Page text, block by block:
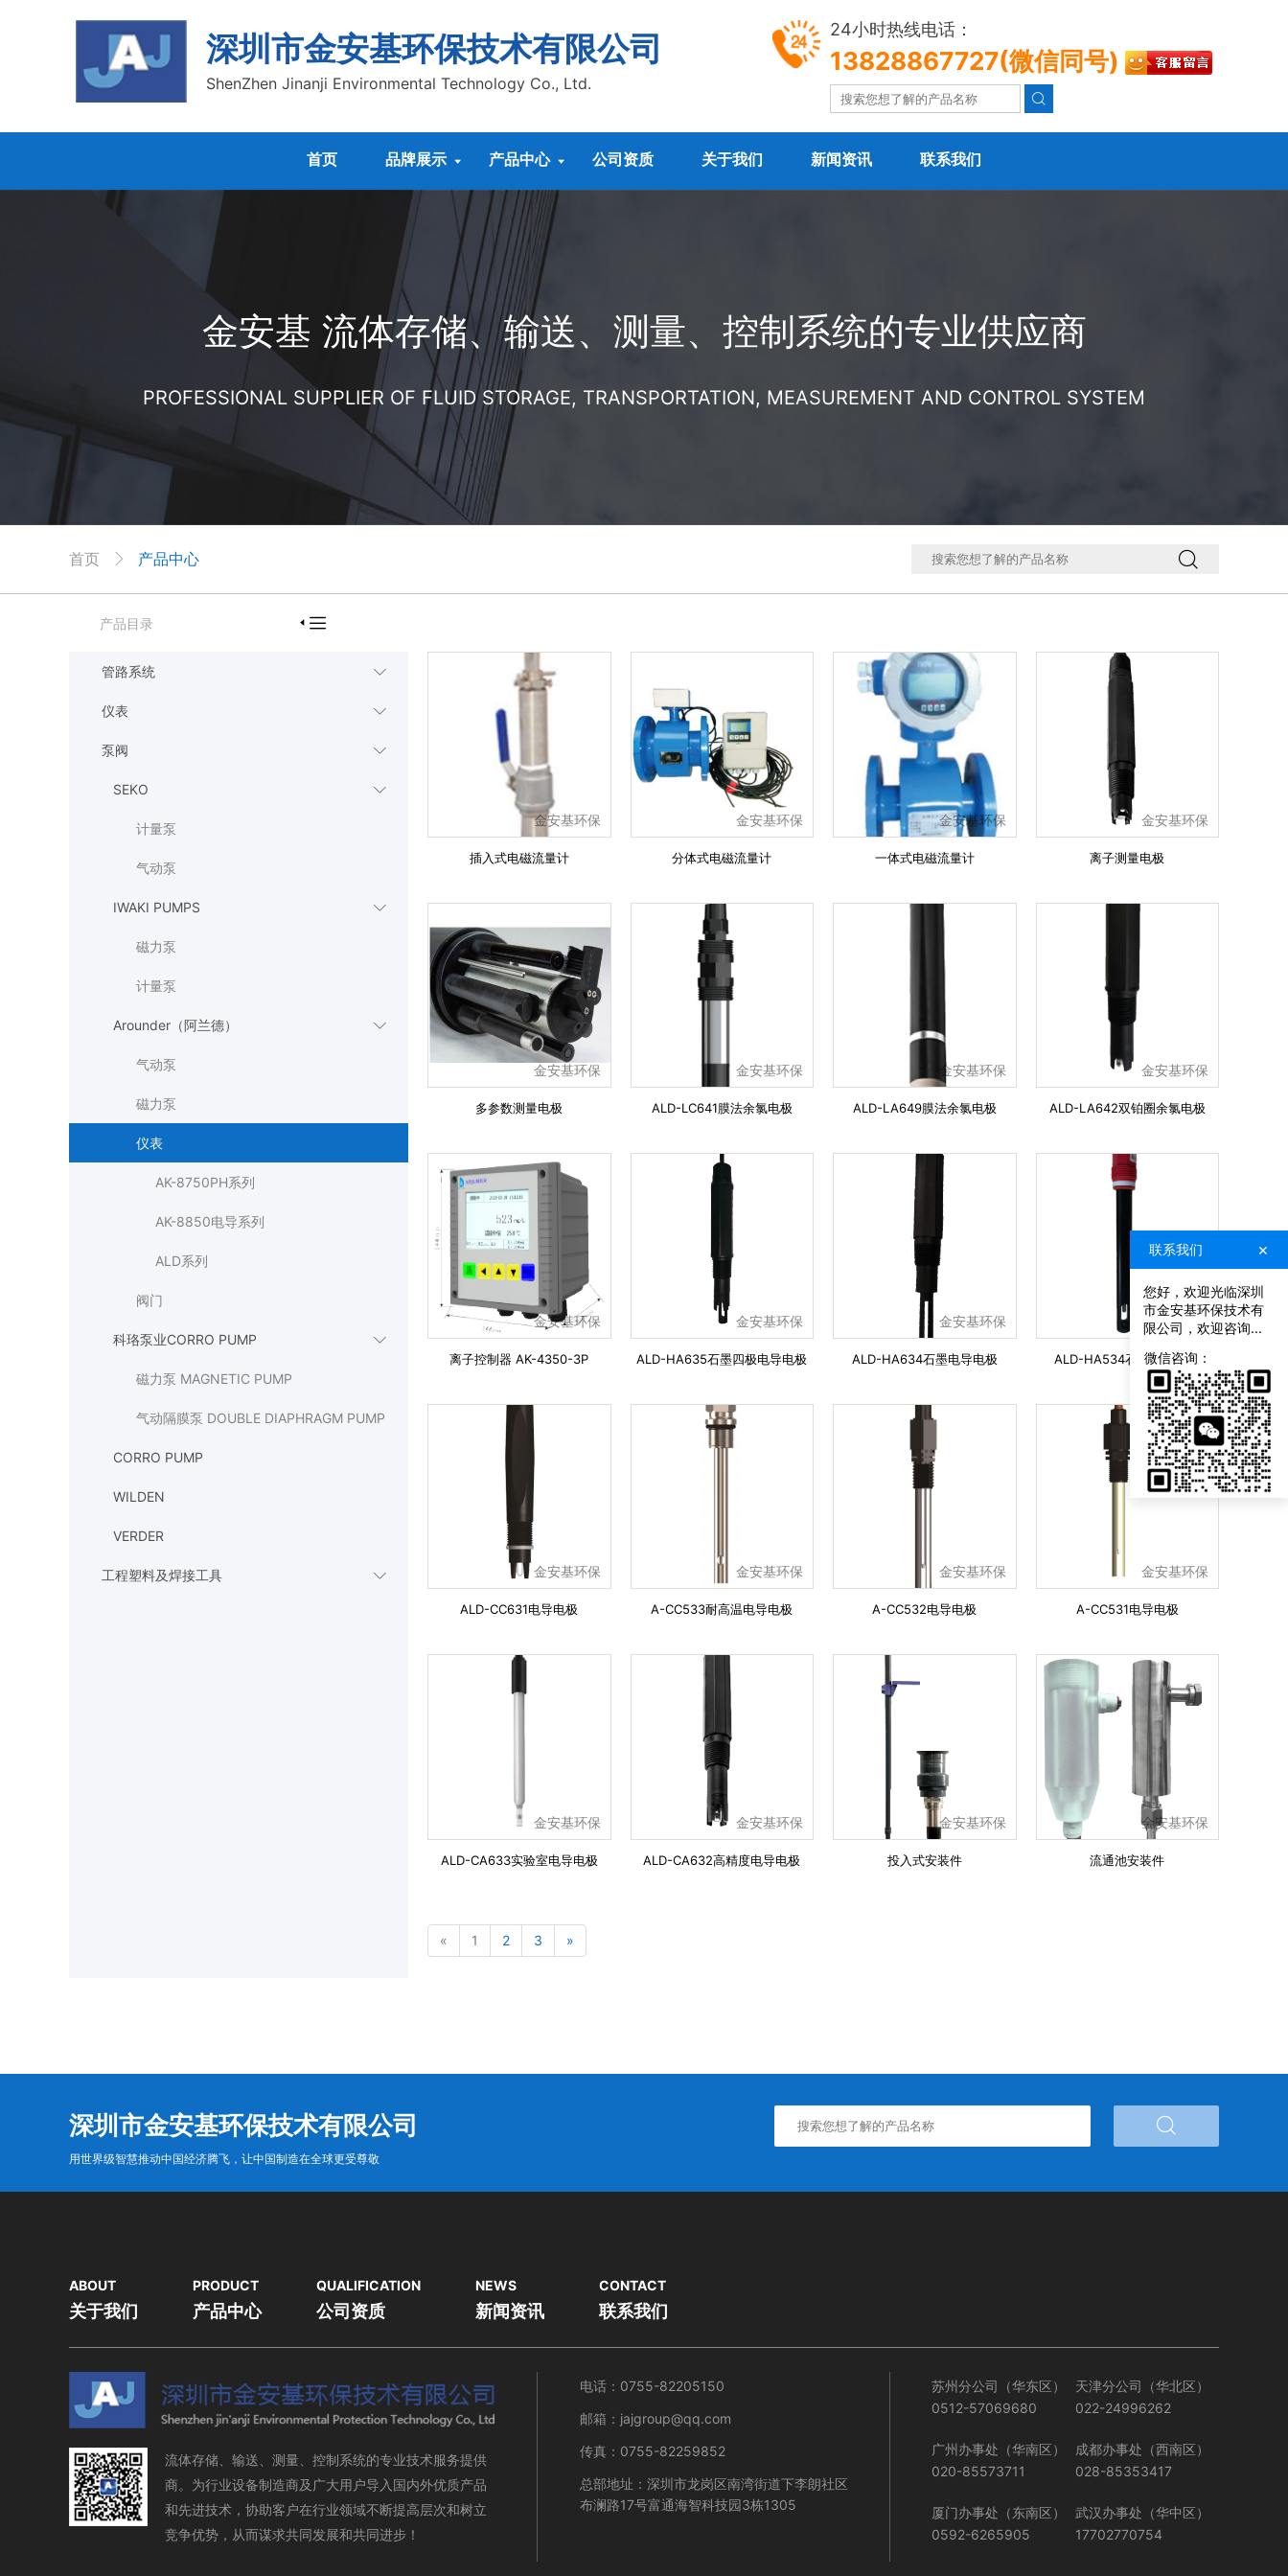
深圳市金安基环保技术有限公司
ShenZhen Jinanji Environmental Technology Co., Ltd.
24小时热线电话：
13828867727(微信同号)

首页 品牌展示  产品中心  公司资质 关于我们 新闻资讯 联系我们
金安基 流体存储、输送、测量、控制系统的专业供应商
PROFESSIONAL SUPPLIER OF FLUID STORAGE, TRANSPORTATION, MEASUREMENT AND CONTROL SYSTEM
首页  产品中心 
产品目录  
管路系统 
仪表 
泵阀 
SEKO 
计量泵
气动泵
IWAKI PUMPS 
磁力泵
计量泵
Arounder（阿兰德） 
气动泵
磁力泵
仪表
AK-8750PH系列
AK-8850电导系列
ALD系列
阀门
科珞泵业CORRO PUMP 
磁力泵 MAGNETIC PUMP
气动隔膜泵 DOUBLE DIAPHRAGM PUMP
CORRO PUMP
WILDEN
VERDER
工程塑料及焊接工具 
金安基环保
插入式电磁流量计
金安基环保
分体式电磁流量计
金安基环保
一体式电磁流量计
金安基环保
离子测量电极
金安基环保
多参数测量电极
金安基环保
ALD-LC641膜法余氯电极
金安基环保
ALD-LA649膜法余氯电极
金安基环保
ALD-LA642双铂圈余氯电极
金安基环保
离子控制器 AK-4350-3P
金安基环保
ALD-HA635石墨四极电导电极
金安基环保
ALD-HA634石墨电导电极
金安基环保
ALD-HA534石墨电导电极
金安基环保
ALD-CC631电导电极
金安基环保
A-CC533耐高温电导电极
金安基环保
A-CC532电导电极
金安基环保
A-CC531电导电极
金安基环保
ALD-CA633实验室电导电极
金安基环保
ALD-CA632高精度电导电极
金安基环保
投入式安装件
金安基环保
流通池安装件
« 1 2 3 »
深圳市金安基环保技术有限公司
用世界级智慧推动中国经济腾飞，让中国制造在全球更受尊敬

ABOUT
关于我们
PRODUCT
产品中心
QUALIFICATION
公司资质
NEWS
新闻资讯
CONTACT
联系我们
流体存储、输送、测量、控制系统的专业技术服务提供
商。为行业设备制造商及广大用户导入国内外优质产品
和先进技术，协助客户在行业领域不断提高层次和树立
竞争优势，从而谋求共同发展和共同进步！
电话：0755-82205150
邮箱：jajgroup@qq.com
传真：0755-82259852
总部地址：深圳市龙岗区南湾街道下李朗社区
布澜路17号富通海智科技园3栋1305
苏州分公司（华东区）
0512-57069680
天津分公司（华北区）
022-24996262
广州办事处（华南区）
020-85573711
成都办事处（西南区）
028-85353417
厦门办事处（东南区）
0592-6265905
武汉办事处（华中区）
17702770754
我
们
联系我们 ×
您好，欢迎光临深圳
市金安基环保技术有
限公司，欢迎咨询...
微信咨询：